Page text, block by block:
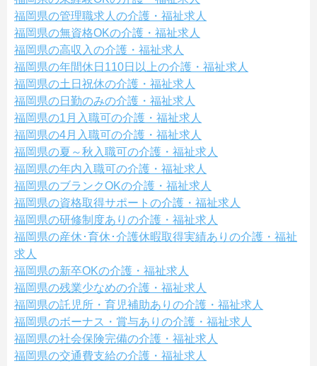
福岡県の管理職求人の介護・福祉求人
福岡県の無資格OKの介護・福祉求人
福岡県の高収入の介護・福祉求人
福岡県の年間休日110日以上の介護・福祉求人
福岡県の土日祝休の介護・福祉求人
福岡県の日勤のみの介護・福祉求人
福岡県の1月入職可の介護・福祉求人
福岡県の4月入職可の介護・福祉求人
福岡県の夏～秋入職可の介護・福祉求人
福岡県の年内入職可の介護・福祉求人
福岡県のブランクOKの介護・福祉求人
福岡県の資格取得サポートの介護・福祉求人
福岡県の研修制度ありの介護・福祉求人
福岡県の産休･育休･介護休暇取得実績ありの介護・福祉
求人
福岡県の新卒OKの介護・福祉求人
福岡県の残業少なめの介護・福祉求人
福岡県の託児所・育児補助ありの介護・福祉求人
福岡県のボーナス・賞与ありの介護・福祉求人
福岡県の社会保険完備の介護・福祉求人
福岡県の交通費支給の介護・福祉求人